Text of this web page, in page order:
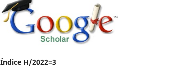
Índice H/2022=3